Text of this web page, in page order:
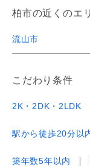
柏市の近くのエ
流山市
こだわり条件
2K・2DK・2LDK
駅から徒歩20分以
築年数5年以内